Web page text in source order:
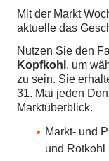
Mit der Markt
aktuelle das
Nutzen Sie den
Kopfkohl , um
zu sein. Sie
31. Mai jeden
Marktüberblick.
Markt- und
und Rotkohl